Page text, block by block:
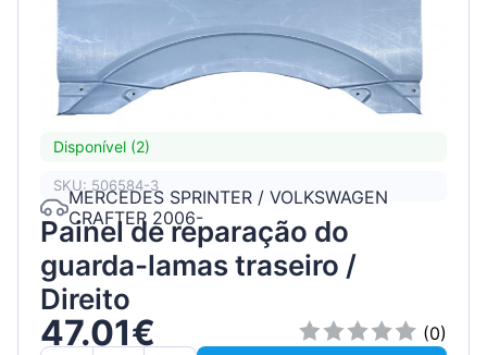
Disponível (2)
SKU: 506584-3
MERCEDES SPRINTER / VOLKSWAGEN
CRAFTER 2006-
Painel de reparação do
guarda-lamas traseiro /
Direito
47.01€
(0)